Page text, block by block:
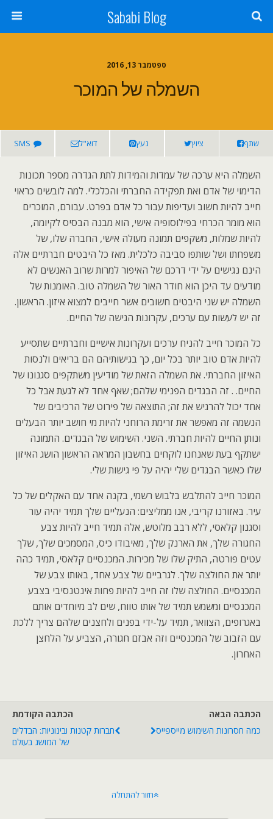
Sababi Blog
ספטמבר 13, 2016
השמלה של המוכר
שתף ציוץ נעץ דוא"ל SMS
השמלה היא ערכה של עמדות והמידות לתת הגדרה מספר תכונות
הדימוי של אדם ואת תפקידה החברתי והכלכלי. למה לובשים כראוי
חייב להיות חשוב ועדיפות עבור כל אדם בפרט. עבורם, המוכרים
הוא מומר הכרחי בפילוסופיה אישי, הוא מבנה הבסיס לקיומה,
להיות שמלות, משקפים תמונה מעולה אישי, החברה שלו, של
משפחתו ושל שותפו סביבה כלכלית. מאז כל היבטים חברתיים אלה
הינם נגישים על ידי דרכם של האיפור למרות שרוב האנשים לא
מודעים עד היכן הוא חודר האור של השמלה טוב. האומנות של
השמלה יש שני היבטים חשובים אשר חייבים למצוא איזון. הראשון.
זה יש לעשות עם ערכים, עקרונות הגישה של החיים.
כל המוכר חייב להניח ערכים ועקרונות אישיים וחברתיים שתסייע
להיות אדם טוב יותר בכל יום, כך בגישותיהם הם בריאים ולנסות
האיזון החברתי. את השמלה הזאת של מודיעין משתקפים סגנונו של
החיים. . זה הבגדים הפנימי שלהם; שאף אחד לא לגעת אבל כל
אחד יכול להרגיש את זה; התוצאה של פירוט של הרכיבים של
הנשמה זה מאפשר את זרימת הרוחני להיות מי חושב יותר הבעלים
ונותן החיים להיות חברתי. השני. השימוש של הבגדים. התמונה
ישתקף בעת שאנחנו לוקחים בחשבון המראה הראשון הושג האיזון
שלו כאשר הבגדים שלי יהיה על פי גישות שלי.
המוכר חייב להתלבש בלבוש רשמי, בקנה אחד עם האקלים של כל
עיר. באזורנו קריבי, אנו ממליצים: הנעליים שלך תמיד יהיה עור
וסגנון קלאסי, ללא רבב מלוטש, אלה תמיד חייב להיות צבע
החגורה שלך, את הארנק שלך, מאיבודו כיס, המסמכים שלך, שלך
עטים פורטה, התיק שלו של מכירות. המכנסיים קלאסי, תמיד כהה
יותר את החולצה שלך. לגרביים של צבע אחד, באותו צבע של
המכנסיים. החולצה שלו זה חייב להיות פחות אינטנסיבי בצבע
המכנסיים ומשמש תמיד של אותו טווח, שים לב מיוחדים אותם
באגרופים, הצוואר, תמיד על-ידי בפנים ולחצנים שלהם צריך ללכת
עם הזבוב של המכנסיים וזה אבזם חגורה, הצביע על הלחצן
האחרון.
הכתבה הקודמת
חברות קטנות ובינוניות: הבדלים
של המושג בעולם
הכתבה הבאה
כמה חסרונות השימוש מייספייס
חזור להתחלה